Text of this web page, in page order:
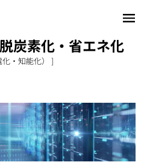
炭素化・省エネ化
・知能化） ]